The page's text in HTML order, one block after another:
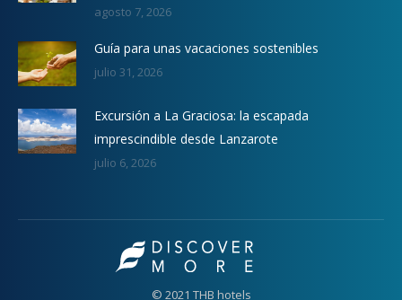
agosto 7, 2026
Guía para unas vacaciones sostenibles
julio 31, 2026
Excursión a La Graciosa: la escapada
imprescindible desde Lanzarote
julio 6, 2026
© 2021 THB hotels